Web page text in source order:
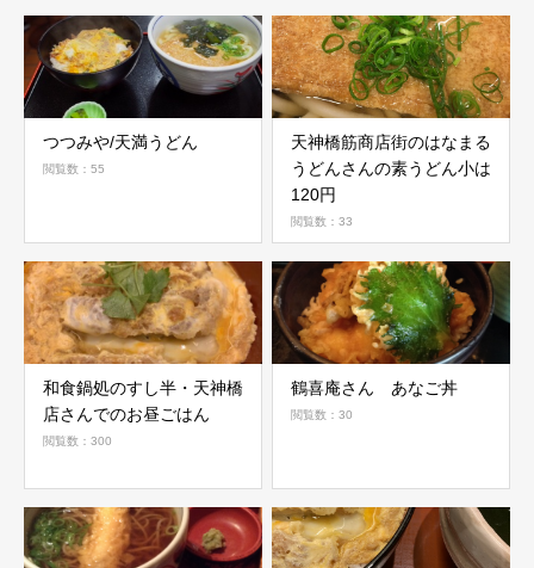
つつみや/天満うどん
閲覧数：55
天神橋筋商店街のはなまる
うどんさんの素うどん小は
120円
閲覧数：33
和食鍋処のすし半・天神橋
店さんでのお昼ごはん
閲覧数：300
鶴喜庵さん あなご丼
閲覧数：30